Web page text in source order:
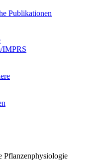
Publikationen
IMPRS
Pflanzenphysiologie